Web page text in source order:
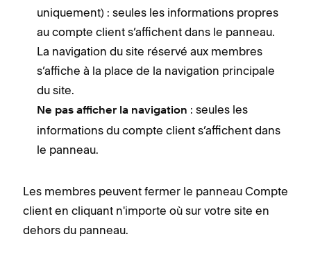
uniquement) : seules les informations propres
au compte client s’affichent dans le panneau.
La navigation du site réservé aux membres
s’affiche à la place de la navigation principale
du site.
Ne pas afficher la navigation : seules les
informations du compte client s’affichent dans
le panneau.
Les membres peuvent fermer le panneau Compte
client en cliquant n'importe où sur votre site en
dehors du panneau.